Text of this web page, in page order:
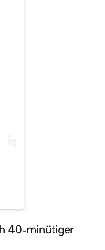
40-minütiger